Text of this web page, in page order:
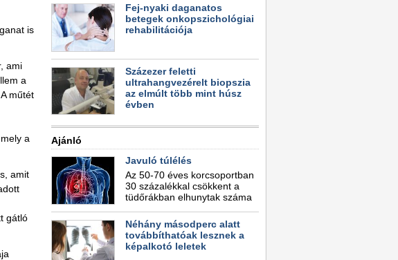
is
ami
a
műtét
a
amit
gátló
Fej-nyaki daganatos
betegek onkopszichológiai
rehabilitációja
Százezer feletti
ultrahangvezérelt biopszia
az elmúlt több mint húsz
évben
Ajánló
Javuló túlélés
Az 50-70 éves korcsoportban
30 százalékkal csökkent a
tüdőrákban elhunytak száma
Néhány másodperc alatt
továbbíthatóak lesznek a
képalkotó leletek